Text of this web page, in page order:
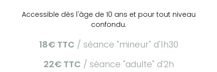
Accessible dès l'âge de 10 ans et pour tout niveau
confondu.
18€ TTC / séance "mineur" d'1h30
22€ TTC / séance "adulte" d'2h